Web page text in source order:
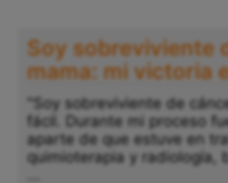
de cáncer de
en la fe
de mama. No fue
fue muy duro, porque
tratamientos de
bajé de peso; llegué